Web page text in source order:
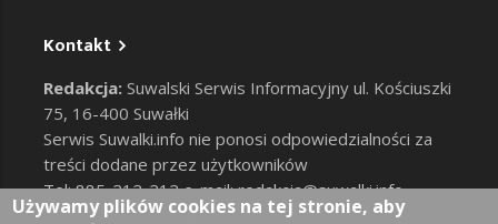
Kontakt
Redakcja: Suwalski Serwis Informacyjny ul. Kościuszki
75, 16-400 Suwałki
Serwis Suwalki.info nie ponosi odpowiedzialności za
treści dodane przez użytkowników
Tel: 885-212-212 e-mail:redakcja@suwalki.info,
reklama@suwalki.info
Używamy plików cookies na tej stronie, aby